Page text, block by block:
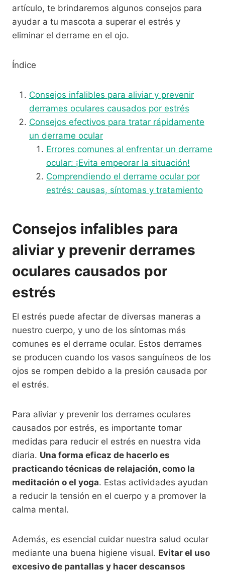
artículo, te brindaremos algunos consejos para
ayudar a tu mascota a superar el estrés y
eliminar el derrame en el ojo.
Índice
Consejos infalibles para aliviar y prevenir
derrames oculares causados por estrés
Consejos efectivos para tratar rápidamente
un derrame ocular
Errores comunes al enfrentar un derrame
ocular: ¡Evita empeorar la situación!
Comprendiendo el derrame ocular por
estrés: causas, síntomas y tratamiento
Consejos infalibles para
aliviar y prevenir derrames
oculares causados por
estrés
El estrés puede afectar de diversas maneras a
nuestro cuerpo, y uno de los síntomas más
comunes es el derrame ocular. Estos derrames
se producen cuando los vasos sanguíneos de los
ojos se rompen debido a la presión causada por
el estrés.
Para aliviar y prevenir los derrames oculares
causados por estrés, es importante tomar
medidas para reducir el estrés en nuestra vida
diaria. Una forma eficaz de hacerlo es
practicando técnicas de relajación, como la
meditación o el yoga. Estas actividades ayudan
a reducir la tensión en el cuerpo y a promover la
calma mental.
Además, es esencial cuidar nuestra salud ocular
mediante una buena higiene visual. Evitar el uso
excesivo de pantallas y hacer descansos